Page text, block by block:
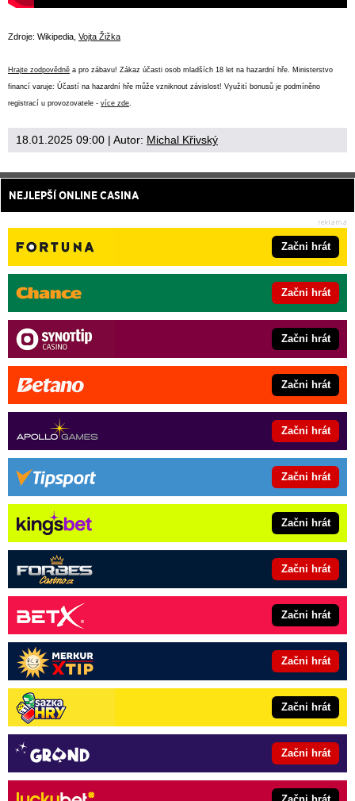
Zdroje: Wikipedia, Vojta Žižka
Hrajte zodpovědně a pro zábavu! Zákaz účasti osob mladších 18 let na hazardní hře. Ministerstvo
financí varuje: Účastí na hazardní hře může vzniknout závislost! Využití bonusů je podmíněno
registrací u provozovatele - více zde.
18.01.2025 09:00 | Autor: Michal Křivský
NEJLEPŠÍ ONLINE CASINA
Začni hrát
Začni hrát
Začni hrát
Začni hrát
Začni hrát
Začni hrát
Začni hrát
Začni hrát
Začni hrát
Začni hrát
Začni hrát
Začni hrát